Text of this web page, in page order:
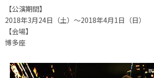
【公演期間】
2018年3月24日（土）～2018年4月1日（日）
【会場】
博多座